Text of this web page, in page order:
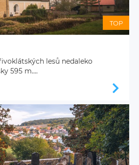
TOP
lesů nedaleko
595 m....